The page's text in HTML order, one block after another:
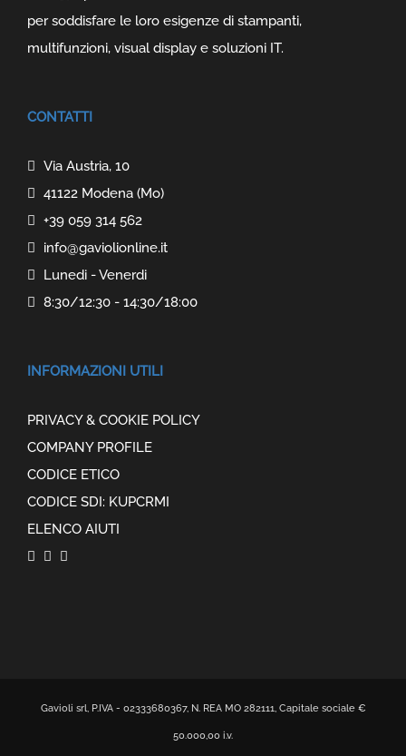
per soddisfare le loro esigenze di stampanti,
multifunzioni, visual display e soluzioni IT.
CONTATTI
Via Austria, 10
41122 Modena (Mo)
+39 059 314 562
info@gaviolionline.it
Lunedi - Venerdi
8:30/12:30 - 14:30/18:00
INFORMAZIONI UTILI
PRIVACY & COOKIE POLICY
COMPANY PROFILE
CODICE ETICO
CODICE SDI: KUPCRMI
ELENCO AIUTI
Gavioli srl, P.IVA - 02333680367, N. REA MO 282111, Capitale sociale €
50.000,00 i.v.